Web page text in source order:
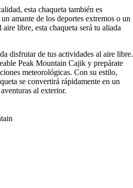
esta chaqueta también es
amante de los deportes extremos o un
libre, esta chaqueta será tu aliada
disfrutar de tus actividades al aire libre.
Peak Mountain Cajik y prepárate
meteorológicas. Con su estilo,
se convertirá rápidamente en un
al exterior.